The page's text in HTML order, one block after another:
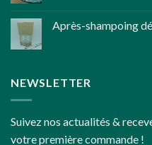
fin
Après-shampoing
NEWSLETTER
Suivez nos actualités &
votre première commande !